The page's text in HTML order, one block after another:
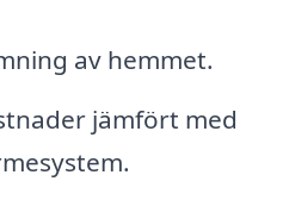
av hemmet.
jämfört med